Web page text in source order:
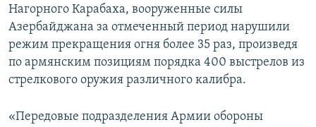
Нагорного Карабаха, вооруженные силы
Азербайджана за отмеченный период нарушили
режим прекращения огня более 35 раз, произведя
по армянским позициям порядка 400 выстрелов из
стрелкового оружия различного калибра.
«Передовые подразделения Армии обороны